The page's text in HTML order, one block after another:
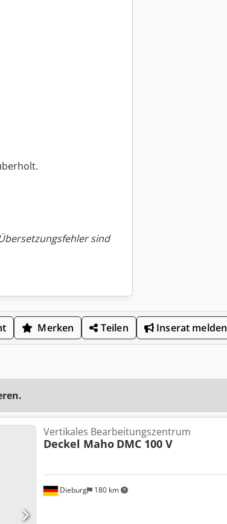
sind
Merken Teilen Inserat melden
Dieburg 180 km
Vertikales Bearbeitungszentrum
Deckel Maho DMC 100 V